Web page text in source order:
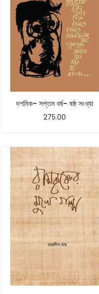
দশমিক- সপ্তম বর্ষ- ষষ্ঠ সংখ্যা
275.00